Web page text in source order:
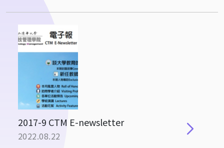
2017-9 CTM E-newsletter
2022.08.22